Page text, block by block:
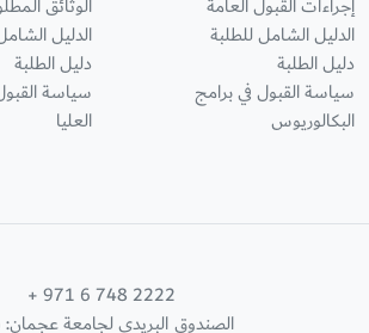
إجراءات القبول العامة
الدليل الشامل للطلبة
دليل الطلبة
سياسة القبول في برامج
البكالوريوس
الوثائق
الدليل
دليل الطلبة
سياسة
العليا
+ 971 6 748 2222
الصندوق البريدي لجامعة عجمان: 346